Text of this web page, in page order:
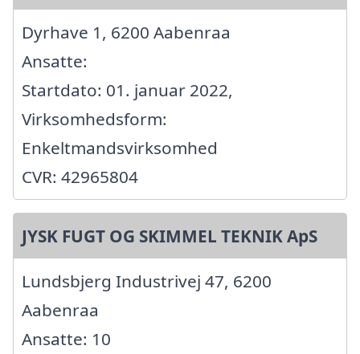
Dyrhave 1, 6200 Aabenraa
Ansatte:
Startdato: 01. januar 2022,
Virksomhedsform:
Enkeltmandsvirksomhed
CVR: 42965804
JYSK FUGT OG SKIMMEL TEKNIK ApS
Lundsbjerg Industrivej 47, 6200
Aabenraa
Ansatte: 10